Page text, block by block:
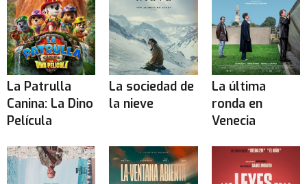
La Patrulla
Canina: La Dino
Película
La sociedad de
la nieve
La última
ronda en
Venecia